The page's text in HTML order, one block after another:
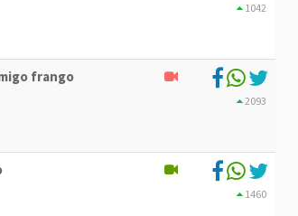
1042
frango
2093
1460